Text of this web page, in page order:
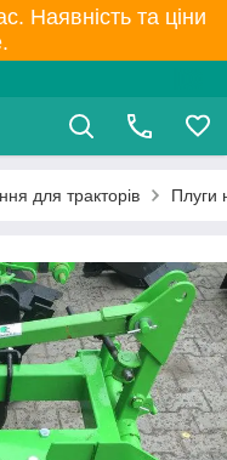
Наявність та ціни
для тракторів Плуги